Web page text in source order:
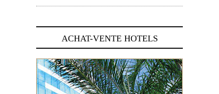
ACHAT-VENTE HOTELS